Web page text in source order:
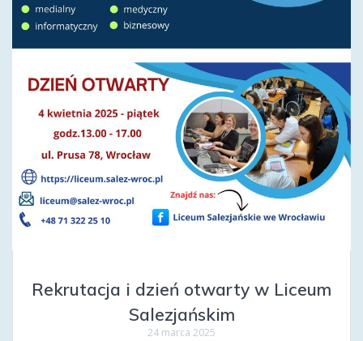
Rekrutacja i dzień otwarty w Liceum
Salezjańskim
24 marca 2025